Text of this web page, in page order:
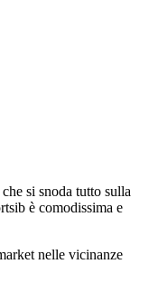
si snoda tutto sulla
è comodissima e
nelle vicinanze